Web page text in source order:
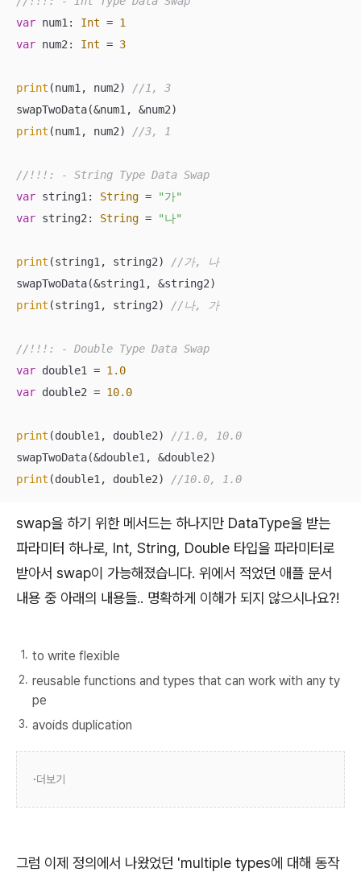
var num1: Int = 1
var num2: Int = 3
print (num1, num2)
//1, 3
swapTwoData(&num1, &
print (num1, num2) //3, 1
//!!!: - String Type Data Swap
var string1: String =
"가"
var string2: String = "나"
print (string1, string2)
//가, 나
swapTwoData(&string1, &
print (string1, string2) //나, 가
//!!!: - Double Type Data Swap
var double1 = 1.0
var double2 = 10.0
print (double1, double2)
//1.0, 10.0
swapTwoData(&double1, &
print (double1, double2) //10.0, 1.0
swap을 하기 위한 메서드는 하나지만 DataType을 받는
파라미터 하나로, Int, String, Double 타입을 파라미터로
받아서 swap이 가능해졌습니다. 위에서 적었던 애플 문서
내용 중 아래의 내용들.. 명확하게 이해가 되지 않으시나요?!
to write flexible
reusable functions and types that can work with any ty
pe
avoids duplication
더보기
그럼 이제 정의에서 나왔었던 'multiple types에 대해 동작